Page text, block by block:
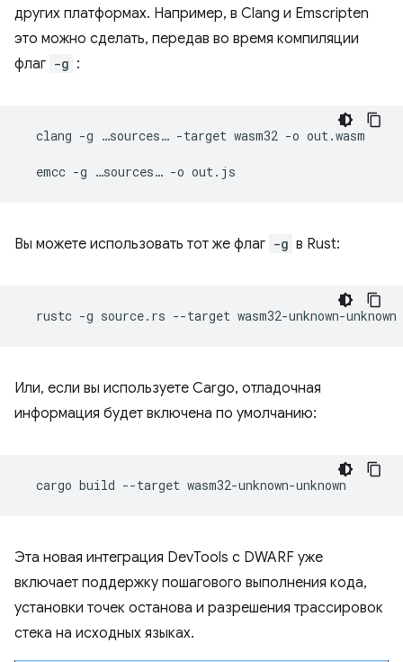
других платформах. Например, в Clang и Emscripten
это можно сделать, передав во время компиляции
флаг -g :
clang -g …sources… -target wasm32 -o out.wasm
emcc -g …sources… -o
Вы можете использовать тот же флаг -g в Rust:
rustc -g source.rs --target wasm32-unknown-unknown
Или, если вы используете Cargo, отладочная
информация будет включена по умолчанию:
cargo build --target
Эта новая интеграция DevTools с DWARF уже
включает поддержку пошагового выполнения кода,
установки точек останова и разрешения трассировок
стека на исходных языках.